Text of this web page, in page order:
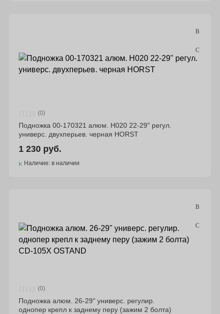
(0)
Подножка 00-170321 алюм. H020 22-29" регул.
универс. двухперьев. черная HORST
1 230 руб.
Наличие: в наличии
(0)
Подножка алюм. 26-29" универс. регулир.
однопер крепл к заднему перу (зажим 2 болта)